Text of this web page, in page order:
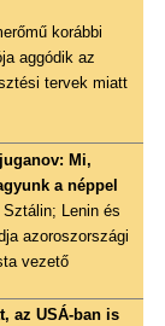
korábbi
aggódik az
tervek miatt
Mi,
a néppel
Lenin és
azoroszországi
vezető
az USÁ-ban is